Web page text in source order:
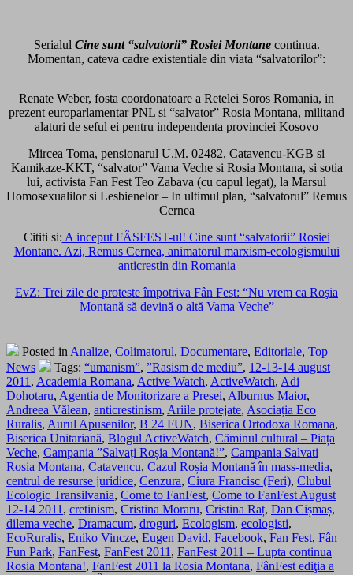
Serialul Cine sunt “salvatorii” Rosiei Montanecontinua.
Momentan, cateva cadre existentiale din viata “salvatorilor”:
Renate Weber, fosta coordonatoare a Retelei Soros Romania, in
prezent europarlamentar PNL si “salvator” Rosia Montana, militand
alaturi de seful ei pentru independenta provinciei Kosovo
Mircea Toma, pensionarul U.M. 02482, Catavencu-KGB si
Kamikaze-KKT, “salvator” Vama Veche si Rosia Montana, si sotia
lui, activista Fan Fest Teo Zabava (cu capul legat), la Marsul
Homosexualilor si Lesbienelor – In ultimul plan, “salvatorul” Remus
Cernea
Cititi si: A inceput FÂSFEST-ul! Cine sunt “salvatorii” Rosiei
Montane. Azi, Remus Cernea, animatorul marxism-ecologismului
anticrestin din Romania
EvZ: Trei zile de proteste împotriva Fân Fest: “Nu vrem ca Roşia
Montană să devină o altă Vama Veche”
Posted in Analize, Colimatorul, Documentare, Editoriale, Top
News
Tags: “umanism”, ”Rasism de mediu”, 12-13-14 august
2011 , Academia Romana, Active Watch, ActiveWatch, Adi
Dohotaru, Agentia de Monitorizare a Presei, Alburnus Maior,
Andreea Vălean, anticrestinism, Ariile protejate, Asociația Eco
Ruralis, Aurul Apusenilor, B 24 FUN, Biserica Ortodoxa Romana,
Biserica Unitariană, Blogul ActiveWatch, Căminul cultural – Piața
Veche, Campania ”Salvați Roșia Montană!”, Campania Salvati
Rosia Montana, Catavencu, Cazul Roșia Montană în mass-media,
centrul de resurse juridice, Cenzura, Ciura Francisc (Feri), Clubul
Ecologic Transilvania, Come to FanFest, Come to FanFest August
12-14 2011 , cretinism, Cristina Moraru, Cristina Raț, Dan Cișmaș,
dilema veche, Dramacum, droguri, Ecologism, ecologisti,
EcoRuralis, Eniko Vincze, Eugen David, Facebook, Fan Fest, Fân
Fun Park, FanFest, FanFest 2011 , FanFest 2011 – Lupta continua
Rosia Montana!, FanFest 2011 la Rosia Montana, FânFest ediţia a